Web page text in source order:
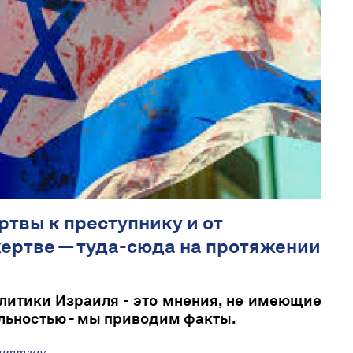
к преступнику и от
— туда-сюда на протяжении
Израиля - это мнения, не имеющие
- мы приводим факты.